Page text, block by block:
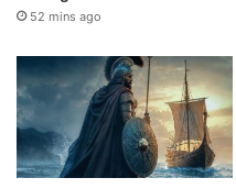
52 mins ago